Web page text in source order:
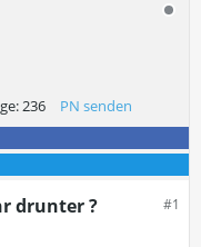
236 PN senden
#1
drunter ?